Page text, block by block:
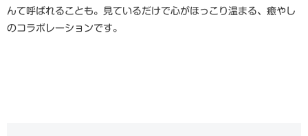
んて呼ばれることも。見ているだけで心がほっこり温まる、癒やし
のコラボレーションです。